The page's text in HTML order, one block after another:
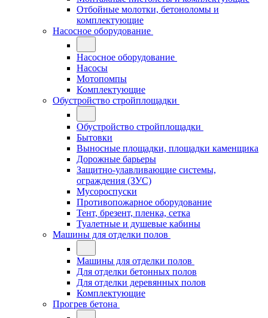
Отбойные молотки, бетоноломы и
комплектующие
Насосное оборудование
Насосное оборудование
Насосы
Мотопомпы
Комплектующие
Обустройство стройплощадки
Обустройство стройплощадки
Бытовки
Выносные площадки, площадки каменщика
Дорожные барьеры
Защитно-улавливающие системы,
ограждения (ЗУС)
Мусороспуски
Противопожарное оборудование
Тент, брезент, пленка, сетка
Туалетные и душевые кабины
Машины для отделки полов
Машины для отделки полов
Для отделки бетонных полов
Для отделки деревянных полов
Комплектующие
Прогрев бетона